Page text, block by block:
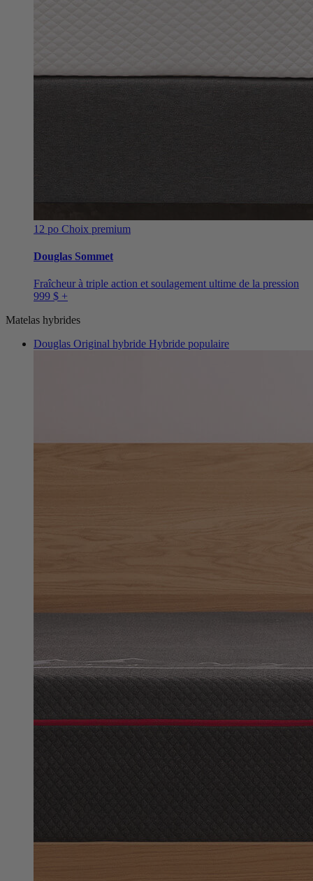
12 po Choix premium
Douglas Sommet
Fraîcheur à triple action et soulagement ultime de la pression
999 $ +
Matelas hybrides
Douglas Original hybride Hybride populaire